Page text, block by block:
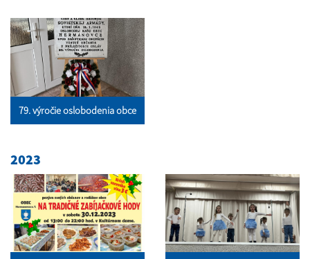
79. výročie oslobodenia obce
2023